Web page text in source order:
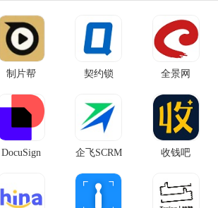
制片帮 契约锁 全景网
DocuSign 企飞SCRM 收钱吧